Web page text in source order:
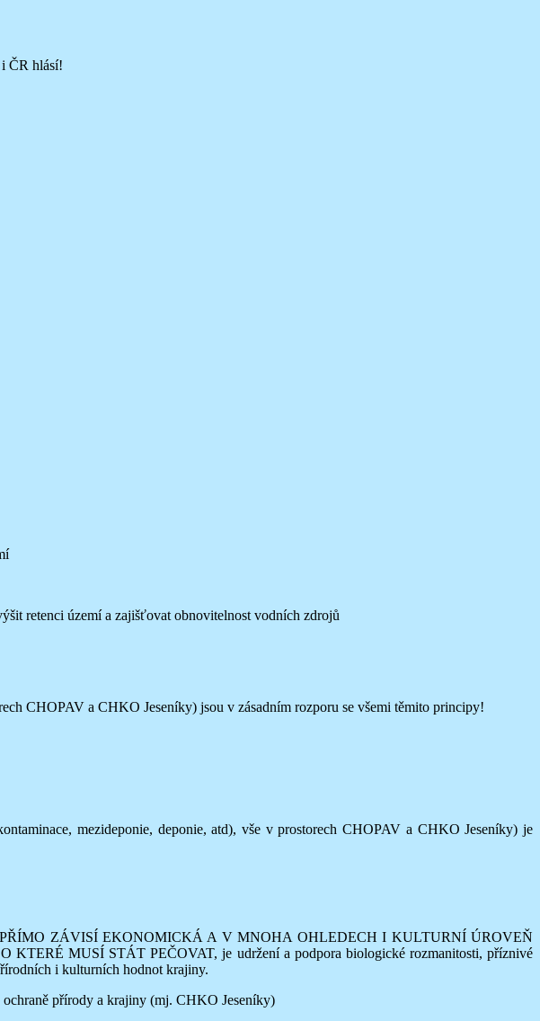
i ČR hlásí!
retenci území a zajišťovat obnovitelnost vodních zdrojů
CHOPAV a CHKO Jeseníky) jsou v zásadním rozporu se všemi těmito principy!
mezideponie, deponie, atd), vše v prostorech CHOPAV a CHKO Jeseníky) je
ZÁVISÍ EKONOMICKÁ A V MNOHA OHLEDECH I KULTURNÍ ÚROVEŇ
KTERÉ MUSÍ STÁT PEČOVAT, je udržení a podpora biologické rozmanitosti, příznivé
i kulturních hodnot krajiny.
přírody a krajiny (mj. CHKO Jeseníky)